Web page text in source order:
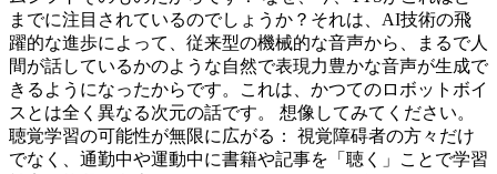
までに注目されているのでしょうか？それは、AI技術の飛
躍的な進歩によって、従来型の機械的な音声から、まるで人
間が話しているかのような自然で表現力豊かな音声が生成で
きるようになったからです。これは、かつてのロボットボイ
スとは全く異なる次元の話です。 想像してみてください。
聴覚学習の可能性が無限に広がる： 視覚障碍者の方々だけ
でなく、通勤中や運動中に書籍や記事を「聴く」ことで学習